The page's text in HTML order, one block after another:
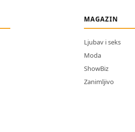
MAGAZIN
Ljubav i seks
Moda
ShowBiz
Zanimljivo